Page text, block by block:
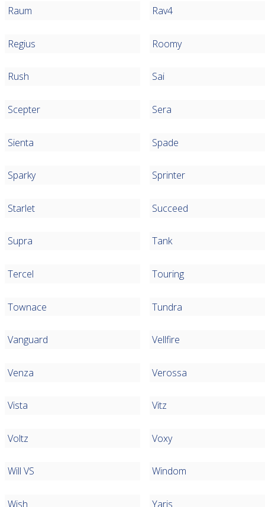
Raum Rav4
Regius Roomy
Rush Sai
Scepter Sera
Sienta Spade
Sparky Sprinter
Starlet Succeed
Supra Tank
Tercel Touring
Townace Tundra
Vanguard Vellfire
Venza Verossa
Vista Vitz
Voltz Voxy
Will VS Windom
Wish Yaris